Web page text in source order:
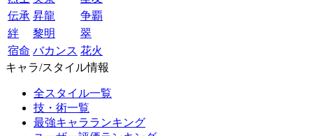
伝承 昇龍
争覇
絆
黎明
翠
宿命 バカンス 花火
キャラ/スタイル情報
全スタイル一覧
技・術一覧
最強キャラランキング